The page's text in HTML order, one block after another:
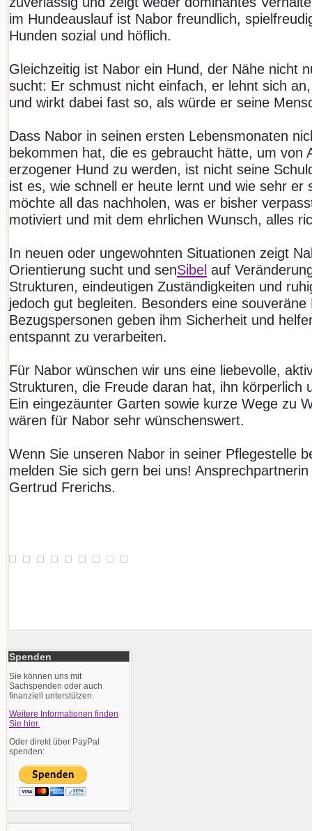
im Hundeauslauf ist Nabor freundlich,
Hunden sozial und höflich.
Gleichzeitig ist Nabor ein Hund, der Nähe nicht
sucht: Er schmust nicht einfach, er lehnt sich
und wirkt dabei fast so, als würde er seine
Dass Nabor in seinen ersten Lebensmonaten
bekommen hat, die es gebraucht hätte, um von
erzogener Hund zu werden, ist nicht seine
ist es, wie schnell er heute lernt und wie sehr er
möchte all das nachholen, was er bisher
motiviert und mit dem ehrlichen Wunsch, alles
In neuen oder ungewohnten Situationen zeigt
Orientierung sucht und senSibel auf
Strukturen, eindeutigen Zuständigkeiten und
jedoch gut begleiten. Besonders eine
Bezugspersonen geben ihm Sicherheit und
entspannt zu verarbeiten.
Für Nabor wünschen wir uns eine liebevolle,
Strukturen, die Freude daran hat, ihn körperlich
Ein eingezäunter Garten sowie kurze Wege zu
wären für Nabor sehr wünschenswert.
Wenn Sie unseren Nabor in seiner Pflegestelle
melden Sie sich gern bei uns!
Gertrud Frerichs.
Spenden
Sie können uns mit
Sachspenden oder auch
finanziell unterstützen.
Weitere Informationen finden
Sie hier.
Oder direkt über PayPal
spenden: